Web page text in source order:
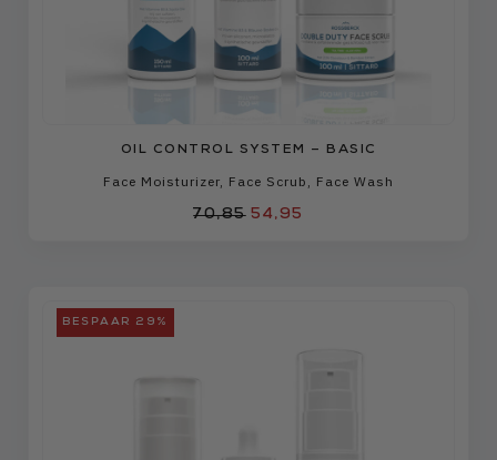
OIL CONTROL SYSTEM – BASIC
70,85 54,95
Face Moisturizer Face Scrub Face Wash
BESPAAR 29%